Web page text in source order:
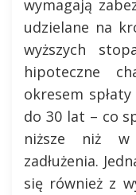
wymagają
udzielane na
wyższych
hipoteczne
okresem
do 30 lat – co
niższe niż
zadłużenia.
się również z